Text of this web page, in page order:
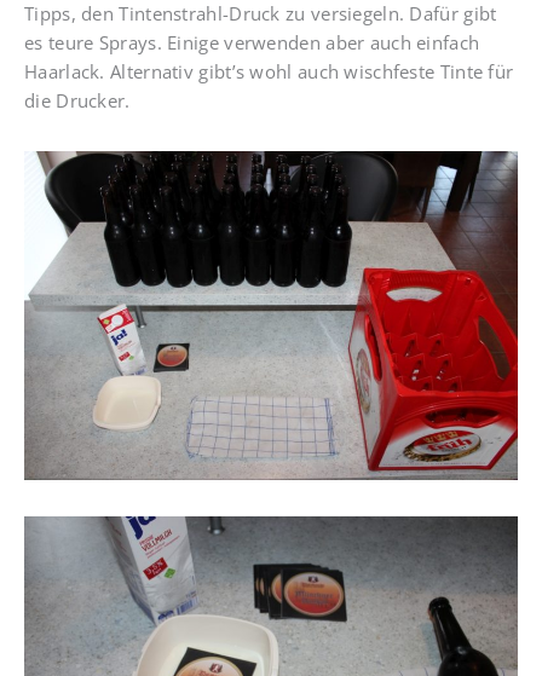
Tipps, den Tintenstrahl-Druck zu versiegeln. Dafür gibt
es teure Sprays. Einige verwenden aber auch einfach
Haarlack. Alternativ gibt’s wohl auch wischfeste Tinte für
die Drucker.